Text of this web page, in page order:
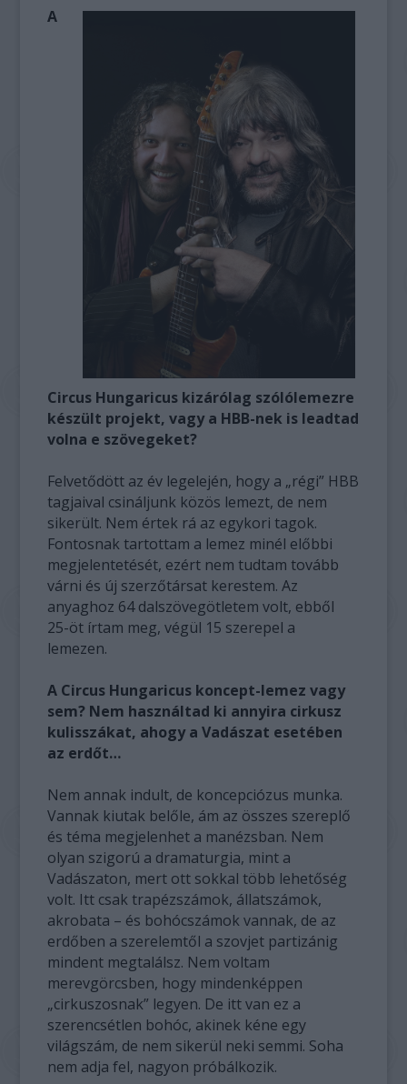
A
Circus Hungaricus kizárólag szólólemezre
készült projekt, vagy a HBB-nek is leadtad
volna e szövegeket?
Felvetődött az év legelején, hogy a „régi” HBB
tagjaival csináljunk közös lemezt, de nem
sikerült. Nem értek rá az egykori tagok.
Fontosnak tartottam a lemez minél előbbi
megjelentetését, ezért nem tudtam tovább
várni és új szerzőtársat kerestem. Az
anyaghoz 64 dalszövegötletem volt, ebből
25-öt írtam meg, végül 15 szerepel a
lemezen.
A Circus Hungaricus koncept-lemez vagy
sem? Nem használtad ki annyira cirkusz
kulisszákat, ahogy a Vadászat esetében
az erdőt…
Nem annak indult, de koncepciózus munka.
Vannak kiutak belőle, ám az összes szereplő
és téma megjelenhet a manézsban. Nem
olyan szigorú a dramaturgia, mint a
Vadászaton, mert ott sokkal több lehetőség
volt. Itt csak trapézszámok, állatszámok,
akrobata – és bohócszámok vannak, de az
erdőben a szerelemtől a szovjet partizánig
mindent megtalálsz. Nem voltam
merevgörcsben, hogy mindenképpen
„cirkuszosnak” legyen. De itt van ez a
szerencsétlen bohóc, akinek kéne egy
világszám, de nem sikerül neki semmi. Soha
nem adja fel, nagyon próbálkozik.